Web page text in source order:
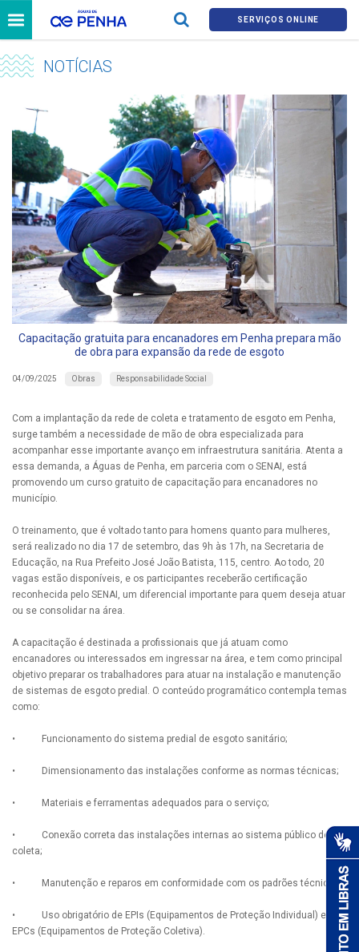
SERVIÇOS ONLINE
NOTÍCIAS
Capacitação gratuita para encanadores em Penha prepara mão
de obra para expansão da rede de esgoto
04/09/2025 Obras Responsabilidade Social
Com a implantação da rede de coleta e tratamento de esgoto em Penha,
surge também a necessidade de mão de obra especializada para
acompanhar esse importante avanço em infraestrutura sanitária. Atenta a
essa demanda, a Águas de Penha, em parceria com o SENAI, está
promovendo um curso gratuito de capacitação para encanadores no
município.
O treinamento, que é voltado tanto para homens quanto para mulheres,
será realizado no dia 17 de setembro, das 9h às 17h, na Secretaria de
Educação, na Rua Prefeito José João Batista, 115, centro. Ao todo, 20
vagas estão disponíveis, e os participantes receberão certificação
reconhecida pelo SENAI, um diferencial importante para quem deseja atuar
ou se consolidar na área.
A capacitação é destinada a profissionais que já atuam como
encanadores ou interessados em ingressar na área, e tem como principal
objetivo preparar os trabalhadores para atuar na instalação e manutenção
de sistemas de esgoto predial. O conteúdo programático contempla temas
como:
• Funcionamento do sistema predial de esgoto sanitário;
• Dimensionamento das instalações conforme as normas técnicas;
• Materiais e ferramentas adequados para o serviço;
• Conexão correta das instalações internas ao sistema público de
coleta;
• Manutenção e reparos em conformidade com os padrões técnicos;
• Uso obrigatório de EPIs (Equipamentos de Proteção Individual) e
EPCs (Equipamentos de Proteção Coletiva).